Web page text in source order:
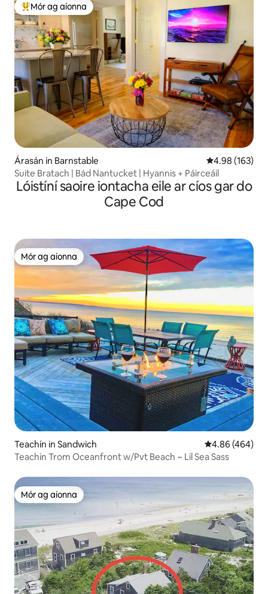
An-mhór ag aíonna
Mór ag aíonna
Árasán in Barnstable Meánrátáil
4.98 (163)
Suite Bratach | Bád Nantucket | Hyannis + Páirceáil
Lóistíní saoire iontacha eile ar cíos gar do
Cape Cod
Mór ag aíonna
Mór ag aíonna
Teachín in Sandwich Meánrátáil
4.86 (464)
Teachín Trom Oceanfront w/Pvt Beach ~ Lil Sea Sass
Mór ag aíonna
Mór ag aíonna